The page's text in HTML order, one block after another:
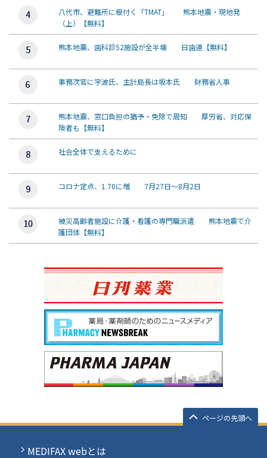
八代市、避難所に根付く「TMAT」 熊本地震・現地発
（上）【無料】
熊本地震、歯科診52施設が全半壊 日歯連【無料】
事務次官に宇波氏、主計局長は坂本氏 財務省人事
熊本地震、窓口負担の猶予・免除で周知 厚労省、対応保
険者も【無料】
社会全体で支えるために
コロナ定点、1.70に増 7月27日～8月2日
被災高齢者施設に介護・看護の専門職派遣 熊本地震で介
護団体【無料】
ページの先頭へ
MEDIFAX webとは